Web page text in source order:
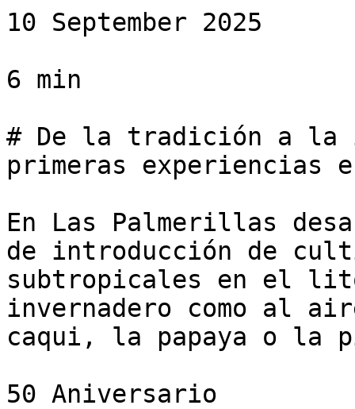
10 September 2025
6 min
# De la tradición a la
primeras
En Las Palmerillas
de introducción de
subtropicales en el
invernadero como al
caqui, la papaya o la
50 Aniversario